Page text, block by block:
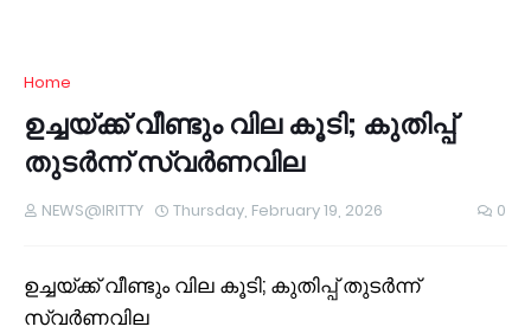
Home
ഉച്ചയ്ക്ക് വീണ്ടും വില കൂ‌ടി; കുതിപ്പ്
തുടർന്ന് സ്വർണവില
NEWS@IRITTY Thursday, February 19, 2026 0
ഉച്ചയ്ക്ക് വീണ്ടും വില കൂ‌ടി; കുതിപ്പ് തുടർന്ന്
സ്വർണവില